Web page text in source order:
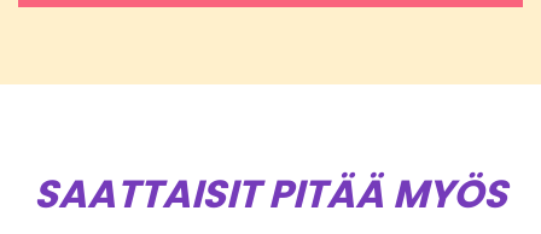
SAATTAISIT PITÄÄ MYÖS